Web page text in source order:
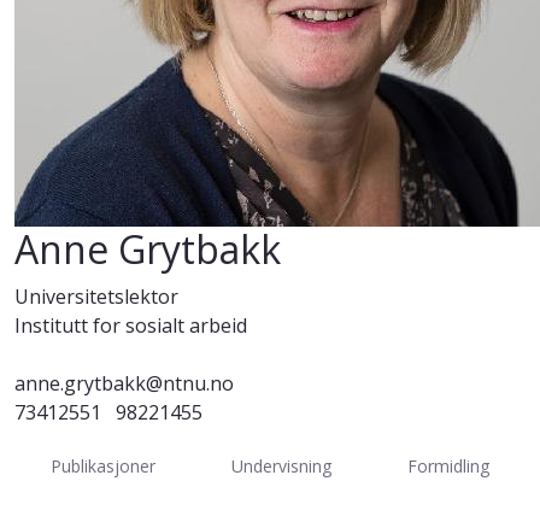
Anne Grytbakk
Universitetslektor
Institutt for sosialt arbeid
anne.grytbakk@ntnu.no
73412551
98221455
Publikasjoner Undervisning Formidling